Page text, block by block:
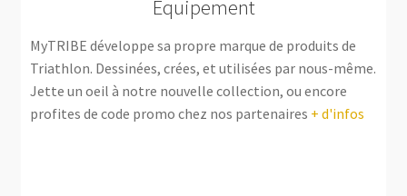
Équipement
MyTRIBE développe sa propre marque de produits de
Triathlon. Dessinées, crées, et utilisées par nous-même.
Jette un oeil à notre nouvelle collection, ou encore
profites de code promo chez nos partenaires + d'infos